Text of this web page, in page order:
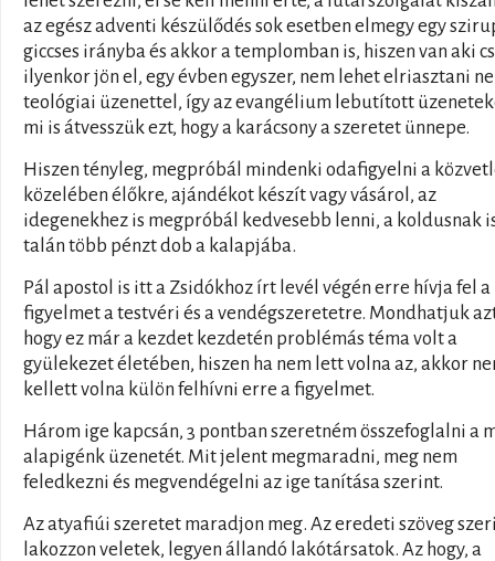
az egész adventi készülődés sok esetben elmegy egy
giccses irányba és akkor a templomban is, hiszen van aki
ilyenkor jön el, egy évben egyszer, nem lehet elriasztani
teológiai üzenettel, így az evangélium lebutított
mi is átvesszük ezt, hogy a karácsony a szeretet ünnepe.
Hiszen tényleg, megpróbál mindenki odafigyelni a
közelében élőkre, ajándékot készít vagy vásárol, az
idegenekhez is megpróbál kedvesebb lenni, a koldusnak
talán több pénzt dob a kalapjába.
Pál apostol is itt a Zsidókhoz írt levél végén erre hívja fel a
figyelmet a testvéri és a vendégszeretetre. Mondhatjuk
hogy ez már a kezdet kezdetén problémás téma volt a
gyülekezet életében, hiszen ha nem lett volna az, akkor
kellett volna külön felhívni erre a figyelmet.
Három ige kapcsán, 3 pontban szeretném összefoglalni a
alapigénk üzenetét. Mit jelent megmaradni, meg nem
feledkezni és megvendégelni az ige tanítása szerint.
Az atyafiúi szeretet maradjon meg. Az eredeti szöveg
lakozzon veletek, legyen állandó lakótársatok. Az hogy, a